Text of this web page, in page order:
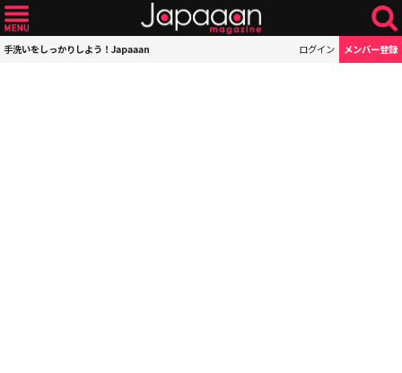
手洗いをしっかりしよう！Japaaan ログイン メンバー登録